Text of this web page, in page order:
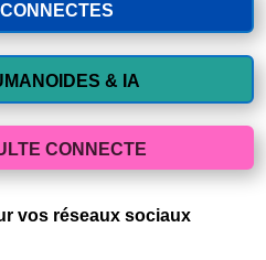
& IA
CONNECTE
vos réseaux sociaux